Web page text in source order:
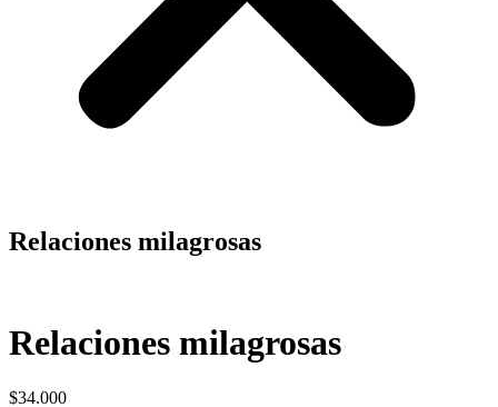
Relaciones milagrosas
Relaciones milagrosas
$34.000